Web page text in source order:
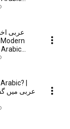
Arabic
|
عربی میں